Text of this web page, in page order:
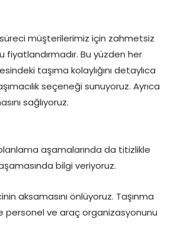
süreci müşterilerimiz için zahmetsiz
fiyatlandırmadır. Bu yüzden her
taşıma kolaylığını detaylıca
seçeneği sunuyoruz. Ayrıca
sağlıyoruz.
aşamalarında da titizlikle
bilgi veriyoruz.
aksamasını önlüyoruz. Taşınma
personel ve araç organizasyonunu